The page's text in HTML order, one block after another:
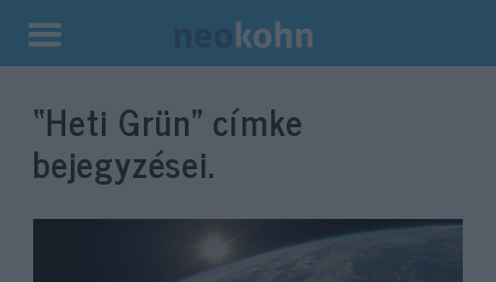
Kilépés
tartalomba
“Heti Grün” címke
bejegyzései.